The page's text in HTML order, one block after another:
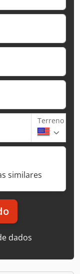
Terreno
similares
dados